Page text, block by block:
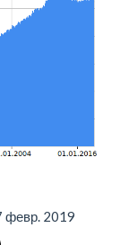
февр. 2019